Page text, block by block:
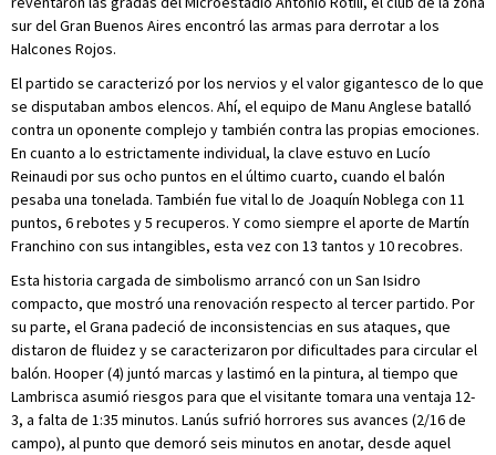
sur del Gran Buenos Aires encontró las armas para derrotar a los
Halcones Rojos.
El partido se caracterizó por los nervios y el valor gigantesco de lo que
se disputaban ambos elencos. Ahí, el equipo de Manu Anglese batalló
contra un oponente complejo y también contra las propias emociones.
En cuanto a lo estrictamente individual, la clave estuvo en Lucío
Reinaudi por sus ocho puntos en el último cuarto, cuando el balón
pesaba una tonelada. También fue vital lo de Joaquín Noblega con 11
puntos, 6 rebotes y 5 recuperos. Y como siempre el aporte de Martín
Franchino con sus intangibles, esta vez con 13 tantos y 10 recobres.
Esta historia cargada de simbolismo arrancó con un San Isidro
compacto, que mostró una renovación respecto al tercer partido. Por
su parte, el Grana padeció de inconsistencias en sus ataques, que
distaron de fluidez y se caracterizaron por dificultades para circular el
balón. Hooper (4) juntó marcas y lastimó en la pintura, al tiempo que
Lambrisca asumió riesgos para que el visitante tomara una ventaja 12-
3, a falta de 1:35 minutos. Lanús sufrió horrores sus avances (2/16 de
campo), al punto que demoró seis minutos en anotar, desde aquel